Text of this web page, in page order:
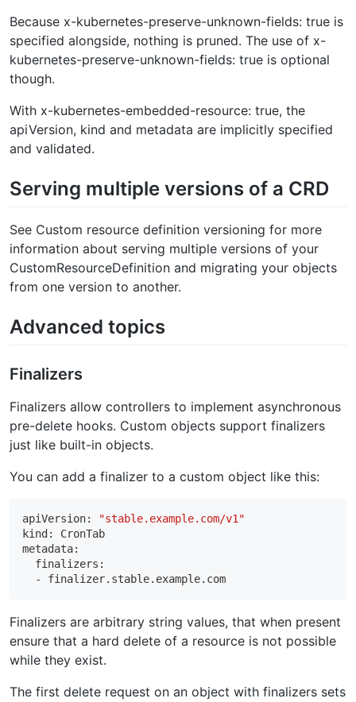
Because x-kubernetes-preserve-unknown-fields: true is
specified alongside, nothing is pruned. The use of x-
kubernetes-preserve-unknown-fields: true is optional
though.
With x-kubernetes-embedded-resource: true, the
apiVersion, kind and metadata are implicitly specified
and validated.
Serving multiple versions of a CRD
See Custom resource definition versioning for more
information about serving multiple versions of your
CustomResourceDefinition and migrating your objects
from one version to another.
Advanced topics
Finalizers
Finalizers allow controllers to implement asynchronous
pre-delete hooks. Custom objects support finalizers
just like built-in objects.
You can add a finalizer to a custom object like this:
apiVersion:
"stable.example.com/v1"
kind: CronTab
metadata:
  finalizers:
Finalizers are arbitrary string values, that when present
ensure that a hard delete of a resource is not possible
while they exist.
The first delete request on an object with finalizers sets